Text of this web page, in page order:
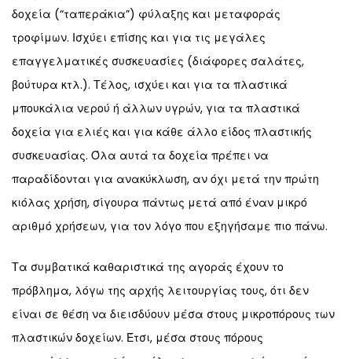
δοχεία (“ταπεράκια”) φύλαξης και μεταφοράς
τροφίμων. Ισχύει επίσης και για τις μεγάλες
επαγγελματικές συσκευασίες (διάφορες σαλάτες,
βούτυρα κτλ.). Τέλος, ισχύει και για τα πλαστικά
μπουκάλια νερού ή άλλων υγρών, για τα πλαστικά
δοχεία για ελιές και για κάθε άλλο είδος πλαστικής
συσκευασίας. Όλα αυτά τα δοχεία πρέπει να
παραδίδονται για ανακύκλωση, αν όχι μετά την πρώτη
κιόλας χρήση, σίγουρα πάντως μετά από έναν μικρό
αριθμό χρήσεων, για τον λόγο που εξηγήσαμε πιο πάνω.
Τα συμβατικά καθαριστικά της αγοράς έχουν το
πρόβλημα, λόγω της αρχής λειτουργίας τους, ότι δεν
είναι σε θέση να διεισδύουν μέσα στους μικροπόρους των
πλαστικών δοχείων. Έτσι, μέσα στους πόρους